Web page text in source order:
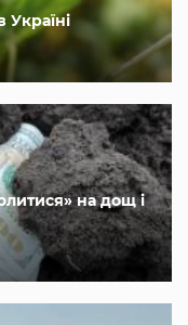
Україні
на дощ і